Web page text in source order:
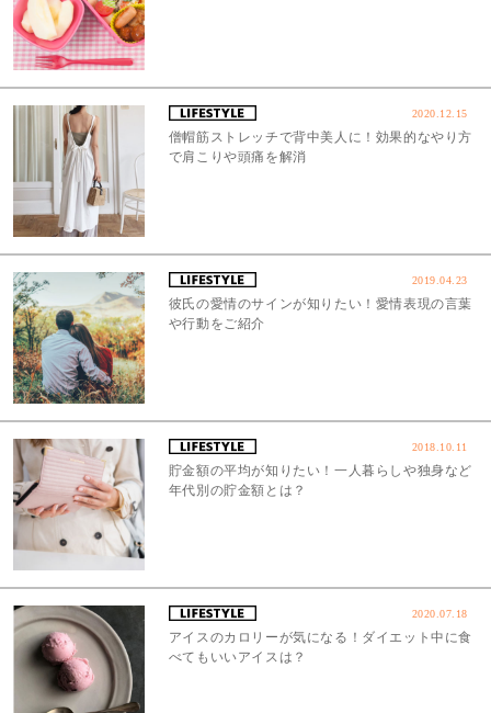
2020.12.15
僧帽筋ストレッチで背中美人に！効果的なやり方
で肩こりや頭痛を解消
2019.04.23
彼氏の愛情のサインが知りたい！愛情表現の言葉
や行動をご紹介
2018.10.11
貯金額の平均が知りたい！一人暮らしや独身など
年代別の貯金額とは？
2020.07.18
アイスのカロリーが気になる！ダイエット中に食
べてもいいアイスは？